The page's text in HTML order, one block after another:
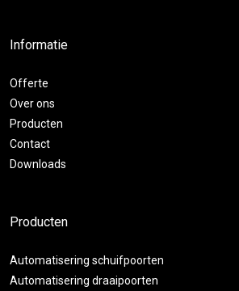
Informatie
Offerte
Over ons
Producten
Contact
Downloads
Producten
Automatisering schuifpoorten
Automatisering draaipoorten